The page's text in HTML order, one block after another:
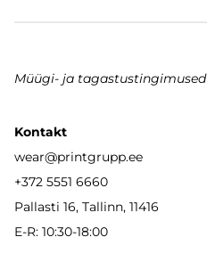
Müügi- ja tagastustingimused
Kontakt
wear@printgrupp.ee
+372 5551 6660
Pallasti 16, Tallinn, 11416
E-R: 10:30-18:00